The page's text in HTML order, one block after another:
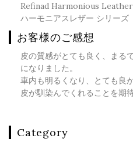
Refinad Harmonious
ハーモニアスレザー シリーズ
お客様のご感想
皮の質感がとても良く、まる
になりました。
車内も明るくなり、とても良
皮が馴染んでくれることを期
Category